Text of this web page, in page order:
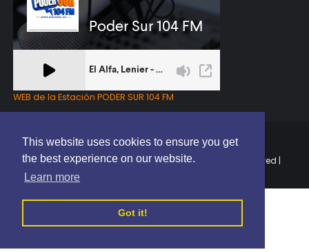
This website uses cookies to ensure you get
the best experience on our website.
Learn more
Got it!
WEB de la Estación PODER SUR 104 FM
Copyright © 2025 | EL PODER DEL SUR RD | All Rights Reserved |